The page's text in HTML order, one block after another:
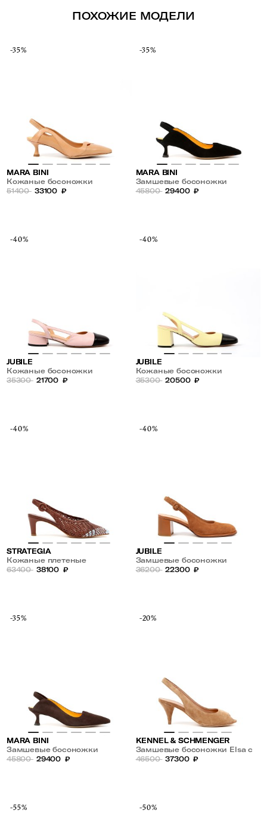
ПОХОЖИЕ МОДЕЛИ
-35%
MARA BINI
Кожаные босоножки
51400 33100 ₽
-35%
MARA BINI
Замшевые босоножки
45800 29400 ₽
-40%
JUBILE
Кожаные босоножки
35300 21700 ₽
-40%
JUBILE
Кожаные босоножки
35300 20500 ₽
-40%
STRATEGIA
Кожаные плетеные
босоножки
63400 38100 ₽
-40%
JUBILE
Замшевые босоножки
36200 22300 ₽
-35%
MARA BINI
Замшевые босоножки
45800 29400 ₽
-20%
KENNEL & SCHMENGER
Замшевые босоножки Elsa с
открытым носом
46500 37300 ₽
-55% -50%